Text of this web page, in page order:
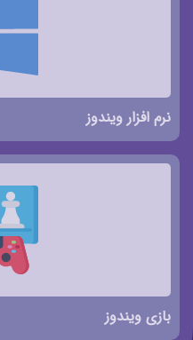
نرم افزار ویندوز
بازی ویندوز